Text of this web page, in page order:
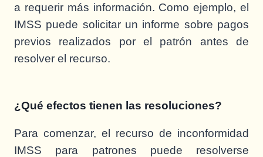
a requerir más información. Como ejemplo, el
IMSS puede solicitar un informe sobre pagos
previos realizados por el patrón antes de
resolver el recurso.
¿Qué efectos tienen las resoluciones?
Para comenzar, el recurso de inconformidad
IMSS para patrones puede resolverse